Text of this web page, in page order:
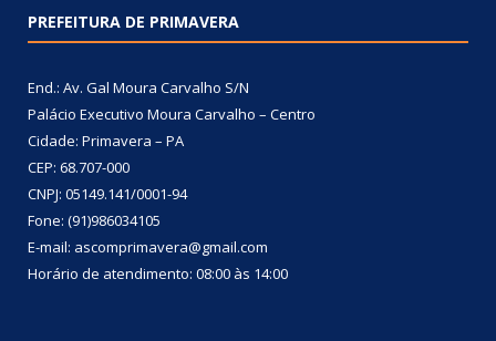
PREFEITURA DE PRIMAVERA
End.: Av. Gal Moura Carvalho S/N
Palácio Executivo Moura Carvalho – Centro
Cidade: Primavera – PA
CEP: 68.707-000
CNPJ: 05149.141/0001-94
Fone: (91)986034105
E-mail: ascomprimavera@gmail.com
Horário de atendimento: 08:00 às 14:00